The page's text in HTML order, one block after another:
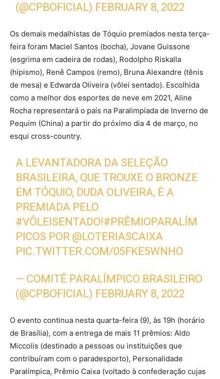
(@CPBOFICIAL) FEBRUARY 8, 2022
Os demais medalhistas de Tóquio premiados nesta terça-
feira foram Maciel Santos (bocha), Jovane Guissone
(esgrima em cadeira de rodas), Rodolpho Riskalla
(hipismo), Renê Campos (remo), Bruna Alexandre (tênis
de mesa) e Edwarda Oliveira (vôlei sentado). Escolhida
como a melhor dos esportes de neve em 2021, Aline
Rocha representará o país na Paralimpíada de Inverno de
Pequim (China) a partir do próximo dia 4 de março, no
esqui cross-country.
A LEVANTADORA DA SELEÇÃO
BRASILEIRA, QUE TROUXE O BRONZE
EM TÓQUIO, DUDA OLIVEIRA, É A
PREMIADA PELO
#VÔLEISENTADO!#PRÊMIOPARALÍM
PICOS POR @LOTERIASCAIXA
PIC.TWITTER.COM/05FKE5WNHO
— COMITÊ PARALÍMPICO BRASILEIRO
(@CPBOFICIAL) FEBRUARY 8, 2022
O evento continua nesta quarta-feira (9), às 19h (horário
de Brasília), com a entrega de mais 11 prêmios: Aldo
Miccolis (destinado a pessoas ou instituições que
contribuíram com o paradesporto), Personalidade
Paralímpica, Prêmio Caixa (voltado à confederação cujas